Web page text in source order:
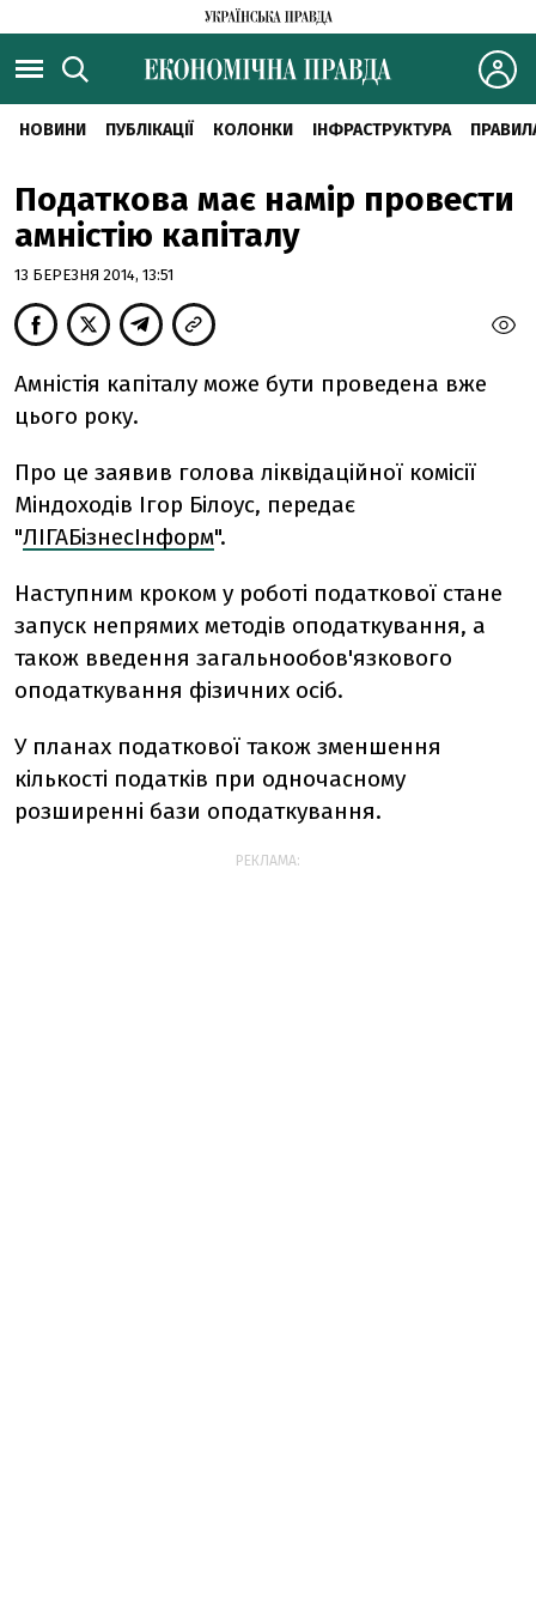
НОВИНИ ПУБЛІКАЦІЇ КОЛОНКИ ІНФРАСТРУКТУРА
Податкова має намір провести
амністію капіталу
13 БЕРЕЗНЯ 2014, 13:51
Амністія капіталу може бути проведена вже
цього року.
Про це заявив голова ліквідаційної комісії
Міндоходів Ігор Білоус, передає
"ЛІГАБізнесІнформ".
Наступним кроком у роботі податкової стане
запуск непрямих методів оподаткування, а
також введення загальнообов'язкового
оподаткування фізичних осіб.
У планах податкової також зменшення
кількості податків при одночасному
розширенні бази оподаткування.
РЕКЛАМА: